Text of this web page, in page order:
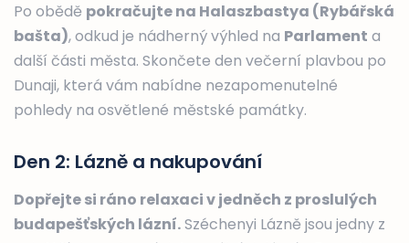
Po obědě pokračujte na Halaszbastya (Rybářská
bašta), odkud je nádherný výhled na Parlament a
další části města. Skončete den večerní plavbou po
Dunaji, která vám nabídne nezapomenutelné
pohledy na osvětlené městské památky.
Den 2: Lázně a nakupování
Dopřejte si ráno relaxaci v jedněch z proslulých
budapešťských lázní.Széchenyi Lázně jsou jedny z